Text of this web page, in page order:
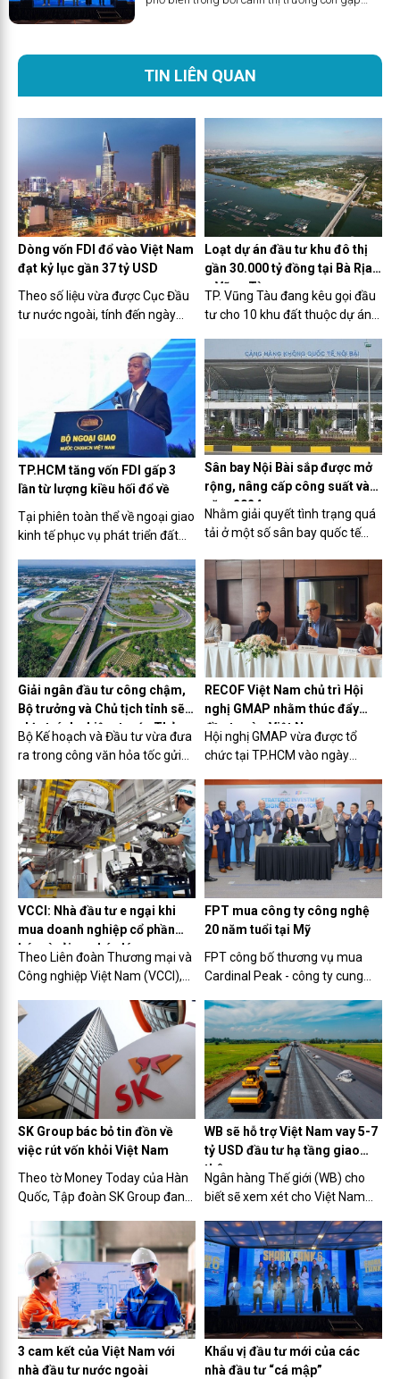
TIN LIÊN QUAN
Dòng vốn FDI đổ vào Việt Nam
đạt kỷ lục gần 37 tỷ USD
Theo số liệu vừa được Cục Đầu
tư nước ngoài, tính đến ngày
ngoài (FDI) đăng ký vào Việt
Nam đạt gần 36,61 tỉ USD, tăng
32,1% so với cùng kỳ.
Loạt dự án đầu tư khu đô thị
gần 30.000 tỷ đồng tại Bà Rịa
– Vũng Tàu
TP. Vũng Tàu đang kêu gọi đầu
tư cho 10 khu đất thuộc dự án
đó, Khu đô thị cù lao Bến Đình,
Khu đô thị Gò Găng, Khu đô thị
đường 3/2, Khu công viên văn
hóa - đô thị Bàu Trũng...
TP.HCM tăng vốn FDI gấp 3
lần từ lượng kiều hối đổ về
Tại phiên toàn thể về ngoại giao
kinh tế phục vụ phát triển đất
Ngoại giao lần thứ 32 diễn ra
vào ngày 21/12, Phó Chủ tịch
UBND TP.HCM Võ Văn Hoan cho
biết, trong năm 2023,...
Sân bay Nội Bài sắp được mở
rộng, nâng cấp công suất vào
năm 2024
Nhằm giải quyết tình trạng quá
tải ở một số sân bay quốc tế
cho biết, năm 2024, nhà ga
quốc tế T2 sân bay Nội Bài sẽ
được mở rộng, nâng công suất
từ 10 lên 15 triệu hành...
Giải ngân đầu tư công chậm,
Bộ trưởng và Chủ tịch tỉnh sẽ
chịu trách nhiệm trước Thủ
tướng
Bộ Kế hoạch và Đầu tư vừa đưa
ra trong công văn hỏa tốc gửi
về việc đôn đốc đẩy nhanh giải
ngân vốn đầu tư công năm
2023.
RECOF Việt Nam chủ trì Hội
nghị GMAP nhằm thúc đẩy
đầu tư vào Việt Nam
Hội nghị GMAP vừa được tổ
chức tại TP.HCM vào ngày
quốc tế RECOF chủ trì, với mục
tiêu tạo cầu nối và điều kiện cho
các chuyên gia M&A GMAP tìm
hiểu và xác định chiến lược
đầu...
VCCI: Nhà đầu tư e ngại khi
mua doanh nghiệp cổ phần
hóa vì rủi ro pháp lý
Theo Liên đoàn Thương mại và
Công nghiệp Việt Nam (VCCI),
ngại khi mua phần vốn của nhà
nước tại các doanh nghiệp cổ
phần hóa do xuất hiện nhiều
trường hợp nhà đầu tư tư
nhân...
FPT mua công ty công nghệ
20 năm tuổi tại Mỹ
FPT công bố thương vụ mua
Cardinal Peak - công ty cung
có tuổi đời 20 năm tại thị trường
Bắc Mỹ, nhằm nâng cao năng
lực cạnh tranh và chất lượng
dịch vụ tại khu vực châu...
SK Group bác bỏ tin đồn về
việc rút vốn khỏi Việt Nam
Theo tờ Money Today của Hàn
Quốc, Tập đoàn SK Group đang
kinh doanh lâu dài tại Việt Nam,
xem đây là 'cứ điểm kinh doanh'
ở Đông Nam Á. Do đó, tin đồn về
việc rút vốn khỏi...
WB sẽ hỗ trợ Việt Nam vay 5-7
tỷ USD đầu tư hạ tầng giao
thông
Ngân hàng Thế giới (WB) cho
biết sẽ xem xét cho Việt Nam
hạ tầng giao thông lớn.
3 cam kết của Việt Nam với
nhà đầu tư nước ngoài
Khẩu vị đầu tư mới của các
nhà đầu tư “cá mập”